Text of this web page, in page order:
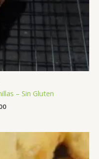
– Sin Gluten